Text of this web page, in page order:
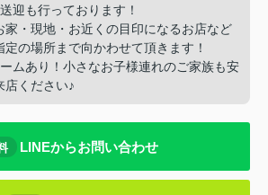
迎も行っております！
家・現地・お近くの目印になるお店など
定の場所まで向かわせて頂きます！
ムあり！小さなお子様連れのご家族も安
店ください♪
LINEからお問い合わせ